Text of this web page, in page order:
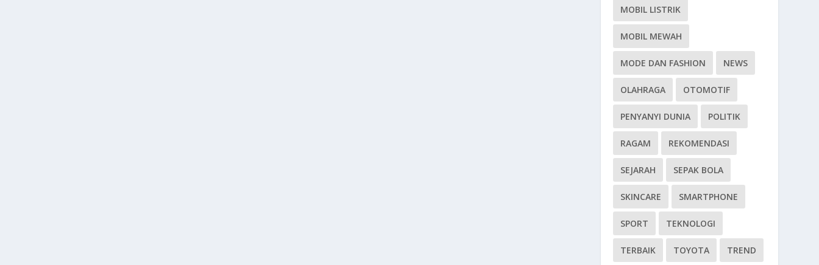
MOBIL LISTRIK
MOBIL MEWAH
MODE DAN FASHION NEWS
OLAHRAGA OTOMOTIF
PENYANYI DUNIA POLITIK
RAGAM REKOMENDASI
SEJARAH SEPAK BOLA
SKINCARE SMARTPHONE
SPORT TEKNOLOGI
TERBAIK TOYOTA TREND